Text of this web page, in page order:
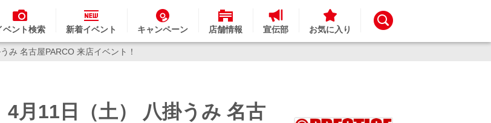
ベント検索 新着イベント キャンペーン 店舗情報 宣伝部 お気に入り
み 名古屋PARCO 来店イベント！
4月11日（土） 八掛うみ 名古